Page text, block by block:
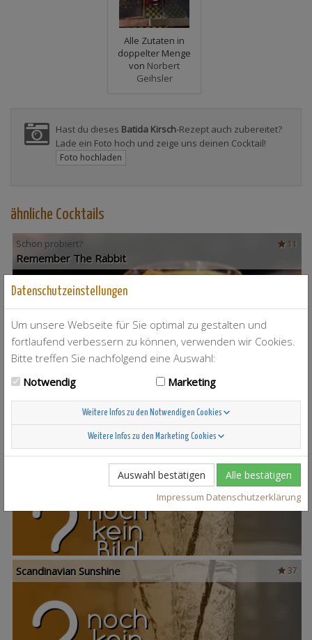
Alle Zutaten in
doppelter Menge
von Norbert
Geihsler
Hast du dieses Batida Kirsch-Rezept auch zubereitet?
Lade ein Foto hoch und zeige uns deinen Cocktail!
Foto hochladen
ähnliche Cocktails
11
Schon probiert?
Remember The Rabbit
4
37
Scandinavian Sunshine
Datenschutzeinstellungen
Um unsere Webseite für Sie optimal zu gestalten und
fortlaufend verbessern zu können, verwenden wir Cookies.
Bitte treffen Sie nachfolgend eine Auswahl:
Notwendig
Marketing
Weitere Infos zu den Notwendigen Cookies
Weitere Infos zu den Marketing Cookies
Auswahl bestätigen Alle bestätigen
Impressum Datenschutzerklärung